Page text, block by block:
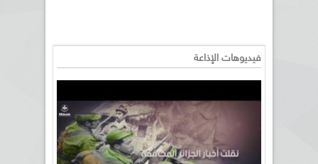
فيديوهات الإذاعة